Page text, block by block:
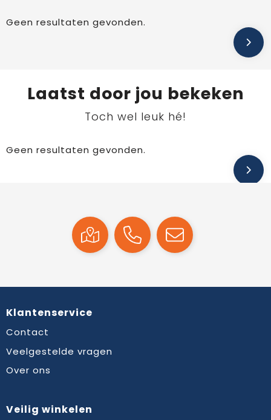
Geen resultaten gevonden.
Laatst door jou bekeken
Toch wel leuk hé!
Geen resultaten gevonden.
Klantenservice
Contact
Veelgestelde vragen
Over ons
Veilig winkelen